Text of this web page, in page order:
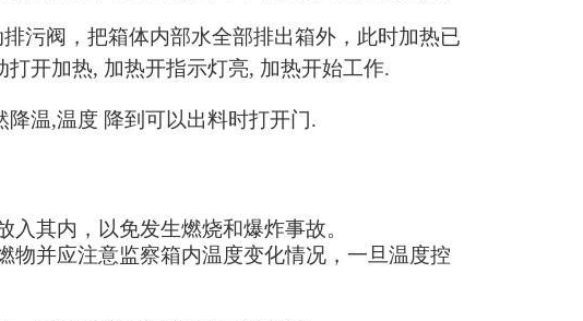
污阀，把箱体内部水全部排出箱外，此时加热已
开加热, 加热开指示灯亮, 加热开始工作.
温,温度 降到可以出料时打开门.
其内，以免发生燃烧和爆炸事故。
物并应注意监察箱内温度变化情况，一旦温度控